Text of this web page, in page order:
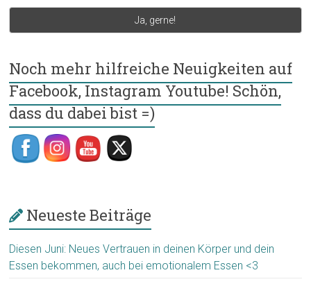
Noch mehr hilfreiche Neuigkeiten auf
Facebook, Instagram Youtube! Schön,
dass du dabei bist =)
Neueste Beiträge
Diesen Juni: Neues Vertrauen in deinen Körper und dein
Essen bekommen, auch bei emotionalem Essen <3